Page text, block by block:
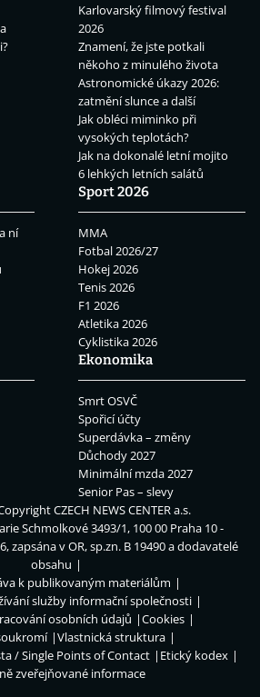
Karlovarský filmový festival
2026
Znamení, že jste potkali
někoho z minulého života
Astronomické úkazy 2026:
zatmění slunce a další
Jak obléci miminko při
vysokých teplotách?
Jak na dokonalé letní mojito
6 lehkých letních salátů
ní
Sport 2026
MMA
Fotbal 2026/27
Hokej 2026
Tenis 2026
F1 2026
Atletika 2026
Cyklistika 2026
Ekonomika
Smrt OSVČ
Spořicí účty
Superdávka – změny
Důchody 2027
Minimální mzda 2027
Senior Pas – slevy
CZECH NEWS CENTER a.s.
Schmolkové 3493/1, 100 00 Praha 10 -
zapsána v OR, sp.zn. B 19490 a dodavatelé
obsahu
k publikovaným materiálům
služby informační společnosti
osobních údajů
Cookies
Vlastnická struktura
/ Single Points of Contact
Etický kodex
zveřejňované informace